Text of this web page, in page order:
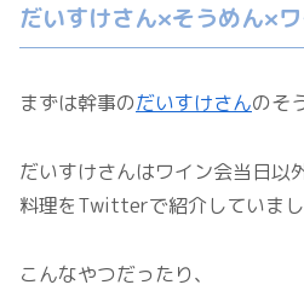
だいすけさん×そうめん×
まずは幹事のだいすけさんのそ
だいすけさんはワイン会当日以
料理をTwitterで紹介していまし
こんなやつだったり、